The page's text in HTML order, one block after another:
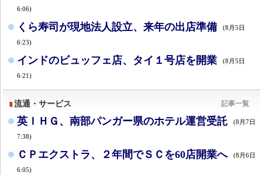
6:06)
くら寿司が現地法人設立、来年の出店準備 (8月5日
6:23)
インドのビュッフェ店、タイ１号店を開業 (8月5日
6:21)
流通・サービス 記事一覧
英ＩＨＧ、南部パンガー県のホテル運営受託 (8月7日
7:38)
ＣＰエクストラ、２年間でＳＣを60店開業へ (8月6日
6:05)